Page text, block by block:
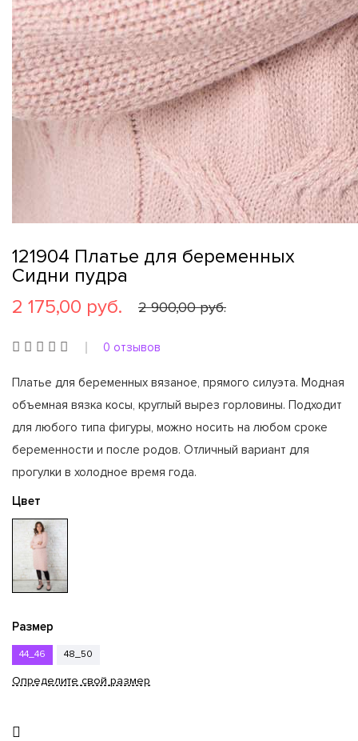
121904 Платье для беременных
Сидни пудра
2 175,00 руб.
2 900,00 руб.
0 отзывов
Платье для беременных вязаное, прямого силуэта. Модная
объемная вязка косы, круглый вырез горловины. Подходит
для любого типа фигуры, можно носить на любом сроке
беременности и после родов. Отличный вариант для
прогулки в холодное время года.
Цвет
Размер
44_46 48_50
Определите свой размер